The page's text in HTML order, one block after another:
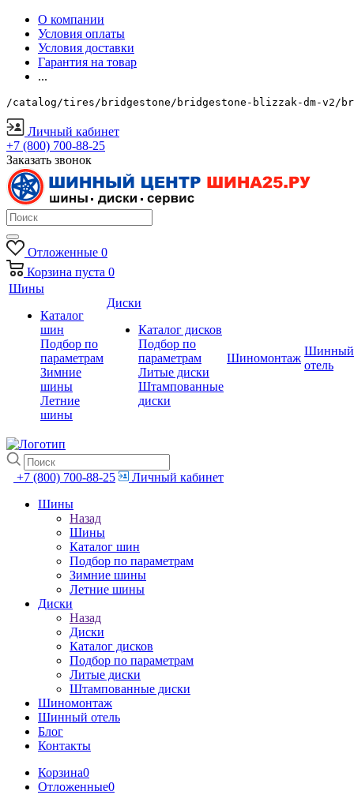
О компании
Условия оплаты
Условия доставки
Гарантия на товар
...
/catalog/tires/bridgestone/bridgestone-blizzak-dm-v2/
Личный кабинет
+7 (800) 700-88-25
Заказать звонок
Отложенные 0
Корзина пуста 0
Шины
Каталог
шин
Подбор по
параметрам
Зимние
шины
Летние
шины
Диски
Каталог дисков
Подбор по
параметрам
Литые диски
Штампованные
диски
Шиномонтаж
Шинный
отель
+7 (800) 700-88-25
Личный кабинет
Шины
Назад
Шины
Каталог шин
Подбор по параметрам
Зимние шины
Летние шины
Диски
Назад
Диски
Каталог дисков
Подбор по параметрам
Литые диски
Штампованные диски
Шиномонтаж
Шинный отель
Блог
Контакты
Корзина0
Отложенные0